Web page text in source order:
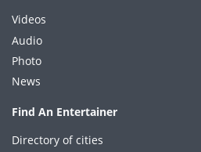
Videos
Audio
Photo
News
Find An Entertainer
Directory of cities